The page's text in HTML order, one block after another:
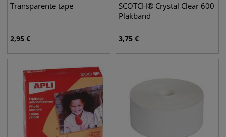
Transparente tape
2,95 €
SCOTCH® Crystal Clear 600
Plakband
3,75 €